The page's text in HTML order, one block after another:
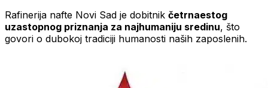
Rafinerija nafte Novi Sad je dobitnik četrnaestog
uzastopnog priznanja za najhumaniju sredinu, što
govori o dubokoj tradiciji humanosti naših zaposlenih.